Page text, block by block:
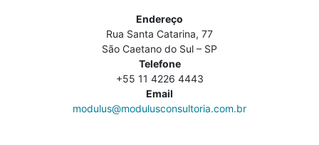
Endereço
Rua Santa Catarina, 77
São Caetano do Sul – SP
Telefone
+55 11 4226 4443
Email
modulus@modulusconsultoria.com.br